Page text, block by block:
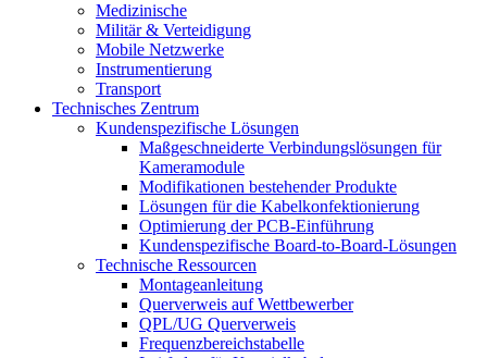
Medizinische
Militär & Verteidigung
Mobile Netzwerke
Instrumentierung
Transport
Technisches Zentrum
Kundenspezifische Lösungen
Maßgeschneiderte Verbindungslösungen für
Kameramodule
Modifikationen bestehender Produkte
Lösungen für die Kabelkonfektionierung
Optimierung der PCB-Einführung
Kundenspezifische Board-to-Board-Lösungen
Technische Ressourcen
Montageanleitung
Querverweis auf Wettbewerber
QPL/UG Querverweis
Frequenzbereichstabelle